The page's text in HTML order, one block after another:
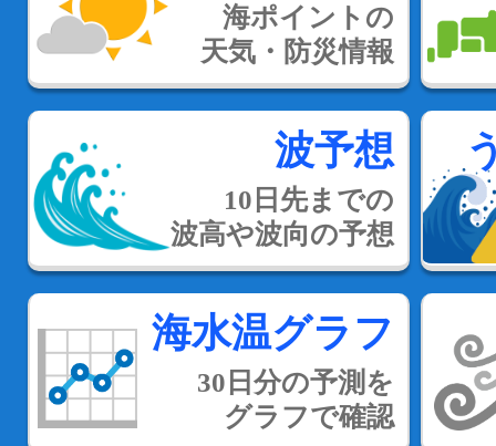
海ポイントの
天気・防災情報
波予想
10日先までの
波高や波向の予想
海水温グラフ
30日分の予測を
グラフで確認